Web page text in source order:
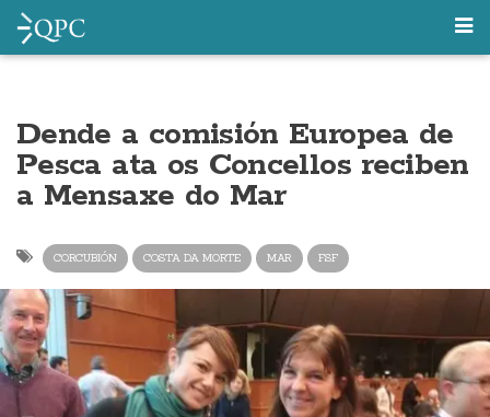
Dende a comisión Europea de
Pesca ata os Concellos reciben
a Mensaxe do Mar
CORCUBIÓN COSTA DA MORTE MAR FSF